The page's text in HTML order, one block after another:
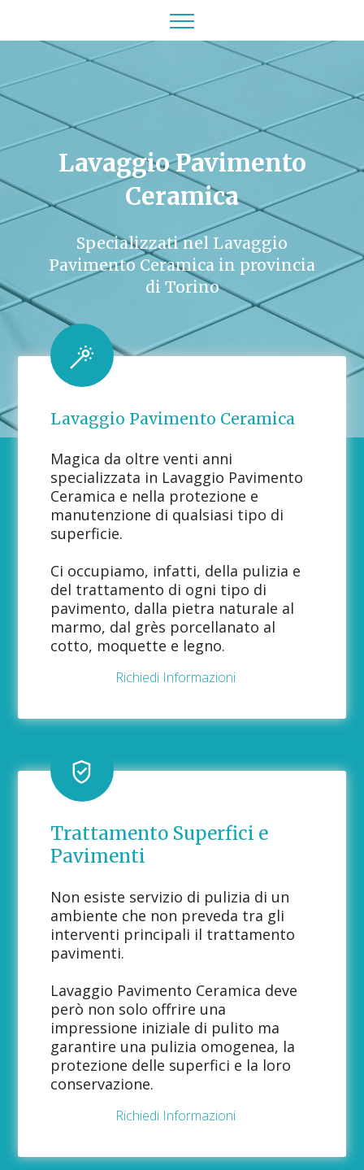
Lavaggio Pavimento
Ceramica
Specializzati nel Lavaggio
Pavimento Ceramica in provincia
di Torino
Lavaggio Pavimento Ceramica
Magica da oltre venti anni
specializzata in Lavaggio Pavimento
Ceramica e nella protezione e
manutenzione di qualsiasi tipo di
superficie.
Ci occupiamo, infatti, della pulizia e
del trattamento di ogni tipo di
pavimento, dalla pietra naturale al
marmo, dal grès porcellanato al
cotto, moquette e legno.
Richiedi Informazioni
Trattamento Superfici e
Pavimenti
Non esiste servizio di pulizia di un
ambiente che non preveda tra gli
interventi principali il trattamento
pavimenti.
Lavaggio Pavimento Ceramica deve
però non solo offrire una
impressione iniziale di pulito ma
garantire una pulizia omogenea, la
protezione delle superfici e la loro
conservazione.
Richiedi Informazioni